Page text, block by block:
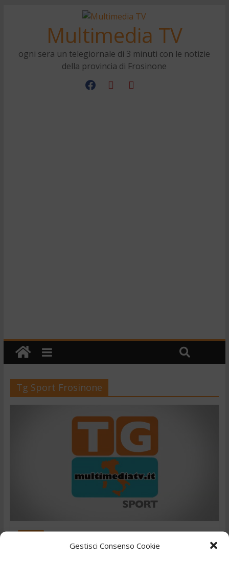
Gestisci Consenso Cookie
Multimedia TV
ogni sera un telegiornale di 3 minuti con le notizie
della provincia di Frosinone
Tg Sport Frosinone
17 Novembre 2018
"Amichevole",17 novembre 2018